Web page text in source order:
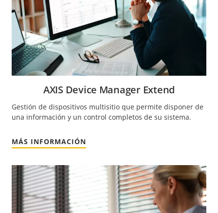
AXIS Device Manager Extend
Gestión de dispositivos multisitio que permite disponer de
una información y un control completos de su sistema.
MÁS INFORMACIÓN